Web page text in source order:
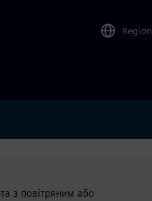
Region
з повітряним або